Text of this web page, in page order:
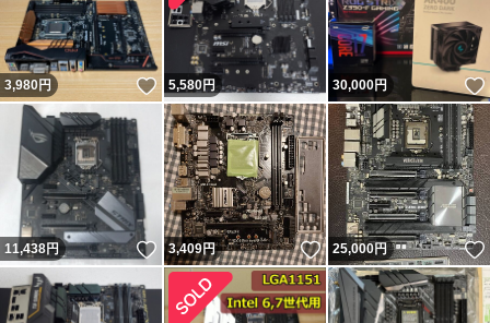
○振り込みが終了次第、当方にメール（取引ナビ）でお知
らせください
○当方で、振り込み確認が出来次第、発送の手配に入らせ
ていただきます（２～3日以内に発送）
（出張などで発送が遅れる場合は自己紹介欄に記載してお
ります）
3,980円 いいね！
5,580円 30,000円
11,438円 いいね！
3,409円 いいね！
25,000円